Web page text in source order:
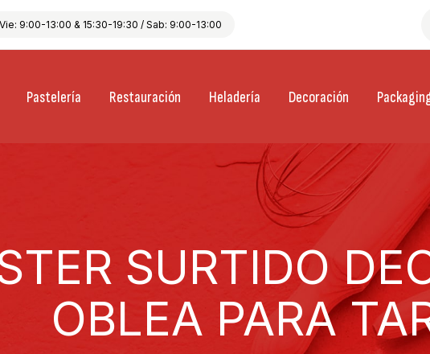
9:00-13:00 & 15:30-19:30 / Sab: 9:00-13:00
Pastelería Restauración Heladería Decoración
SURTIDO
OBLEA PARA